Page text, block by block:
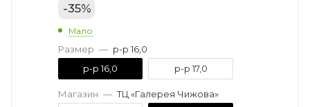
-35%
Мало
Размер — р-р 16,0
р-р 16,0
р-р 17,0
Магазин — ТЦ «Галерея Чижова»